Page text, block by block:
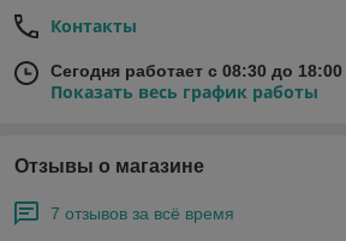
Контакты
Сегодня работает с 08:30 до 18:00
Показать весь график работы
Отзывы о магазине
7 отзывов за всё время